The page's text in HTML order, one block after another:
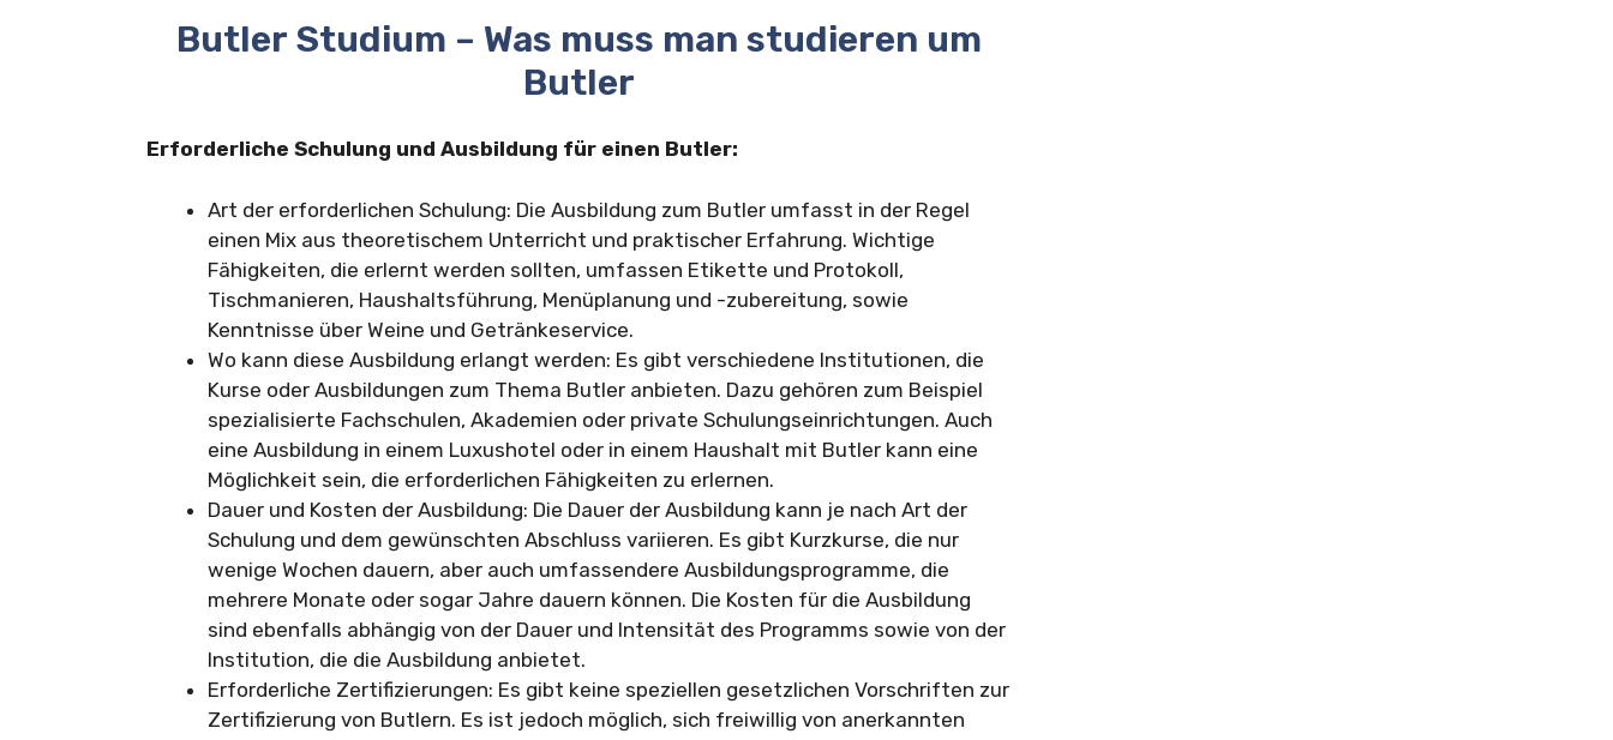
Butler Studium – Was muss man studieren um
Butler
Erforderliche Schulung und Ausbildung für einen Butler:
Art der erforderlichen Schulung: Die Ausbildung zum Butler umfasst in der Regel
einen Mix aus theoretischem Unterricht und praktischer Erfahrung. Wichtige
Fähigkeiten, die erlernt werden sollten, umfassen Etikette und Protokoll,
Tischmanieren, Haushaltsführung, Menüplanung und -zubereitung, sowie
Kenntnisse über Weine und Getränkeservice.
Wo kann diese Ausbildung erlangt werden: Es gibt verschiedene Institutionen, die
Kurse oder Ausbildungen zum Thema Butler anbieten. Dazu gehören zum Beispiel
spezialisierte Fachschulen, Akademien oder private Schulungseinrichtungen. Auch
eine Ausbildung in einem Luxushotel oder in einem Haushalt mit Butler kann eine
Möglichkeit sein, die erforderlichen Fähigkeiten zu erlernen.
Dauer und Kosten der Ausbildung: Die Dauer der Ausbildung kann je nach Art der
Schulung und dem gewünschten Abschluss variieren. Es gibt Kurzkurse, die nur
wenige Wochen dauern, aber auch umfassendere Ausbildungsprogramme, die
mehrere Monate oder sogar Jahre dauern können. Die Kosten für die Ausbildung
sind ebenfalls abhängig von der Dauer und Intensität des Programms sowie von der
Institution, die die Ausbildung anbietet.
Erforderliche Zertifizierungen: Es gibt keine speziellen gesetzlichen Vorschriften zur
Zertifizierung von Butlern. Es ist jedoch möglich, sich freiwillig von anerkannten